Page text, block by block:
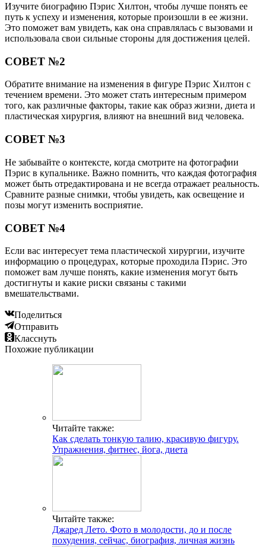
Изучите биографию Пэрис Хилтон, чтобы лучше понять ее
путь к успеху и изменения, которые произошли в ее жизни.
Это поможет вам увидеть, как она справлялась с вызовами и
использовала свои сильные стороны для достижения целей.
СОВЕТ №2
Обратите внимание на изменения в фигуре Пэрис Хилтон с
течением времени. Это может стать интересным примером
того, как различные факторы, такие как образ жизни, диета и
пластическая хирургия, влияют на внешний вид человека.
СОВЕТ №3
Не забывайте о контексте, когда смотрите на фотографии
Пэрис в купальнике. Важно помнить, что каждая фотография
может быть отредактирована и не всегда отражает реальность.
Сравните разные снимки, чтобы увидеть, как освещение и
позы могут изменить восприятие.
СОВЕТ №4
Если вас интересует тема пластической хирургии, изучите
информацию о процедурах, которые проходила Пэрис. Это
поможет вам лучше понять, какие изменения могут быть
достигнуты и какие риски связаны с такими
вмешательствами.
Поделиться
Отправить
Класснуть
Похожие публикации
Читайте также:
Как сделать тонкую талию, красивую фигуру.
Упражнения, фитнес, йога, диета
Читайте также:
Джаред Лето. Фото в молодости, до и после
похудения, сейчас, биография, личная жизнь